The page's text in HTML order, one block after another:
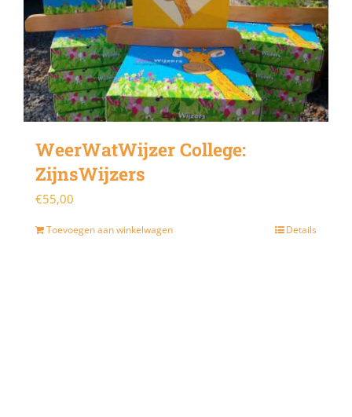
WeerWatWijzer College:
ZijnsWijzers
€55,00
Toevoegen aan winkelwagen Details